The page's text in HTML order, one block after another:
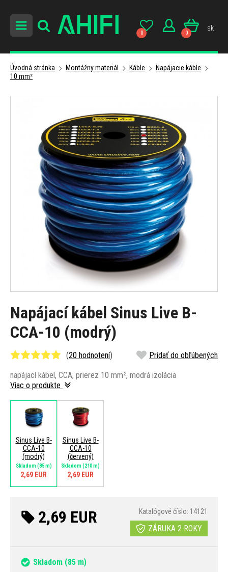
0 0
sk
Úvodná stránka Montážny materiál Káble
Napájacie káble
10 mm²
Napájací kábel Sinus Live B-
CCA-10 (modrý)
(20 hodnotení) Pridať do obľúbených
napájací kábel, CCA, prierez 10 mm², modrá izolácia
Viac o produkte
Sinus Live B-
CCA-10
(modrý)
Skladom(85 m)
2,69 EUR
Sinus Live B-
CCA-10
(červený)
Skladom(210 m)
2,69 EUR
2,69 EUR Katalógové číslo: 14121
ZÁRUKA 2 ROKY
Skladom (85 m)